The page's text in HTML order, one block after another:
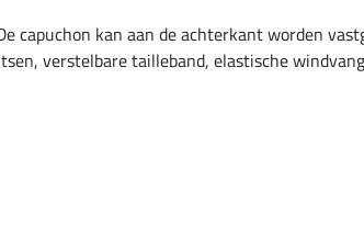
capuchon kan aan de achterkant worden
verstelbare tailleband, elastische